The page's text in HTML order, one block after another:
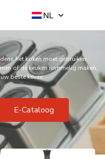
NL
het koken moet gebruiken,
of de keuken rommelig maken,
beste keuze.
E-Cataloog